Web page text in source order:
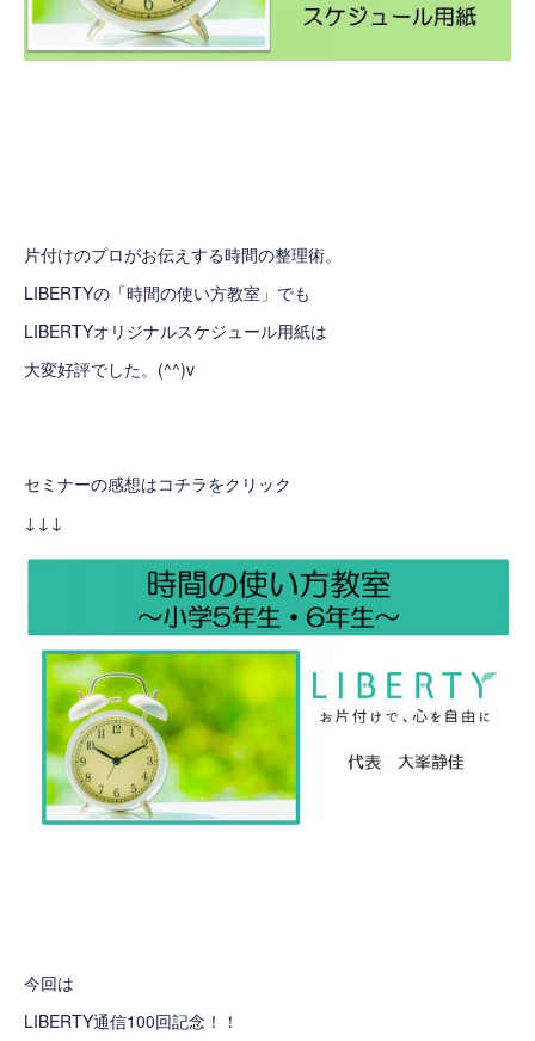
片付けのプロがお伝えする時間の整理術。
LIBERTYの「時間の使い方教室」でも
LIBERTYオリジナルスケジュール用紙は
大変好評でした。(^^)v
セミナーの感想はコチラをクリック
↓↓↓
今回は
LIBERTY通信100回記念！！